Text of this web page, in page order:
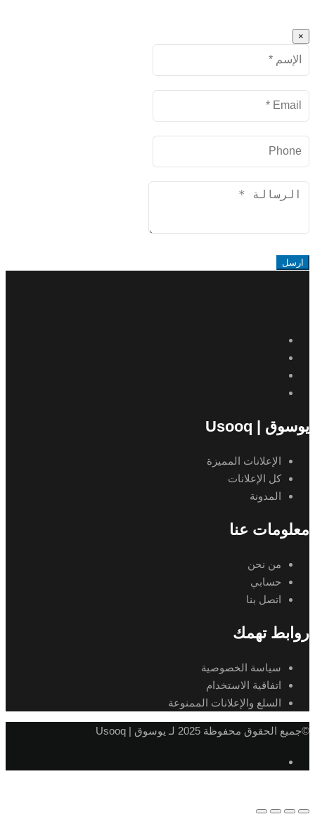
×
Name
البريد
Message
ارسل
يوسوق | Usooq
الإعلانات المميزة
كل الإعلانات
المدونة
معلومات عنا
من نحن
حسابي
اتصل بنا
روابط تهمك
سياسة الخصوصية
اتفاقية الاستخدام
السلع والإعلانات الممنوعة
©جميع الحقوق محفوظة 2025 لـ يوسوق | Usooq